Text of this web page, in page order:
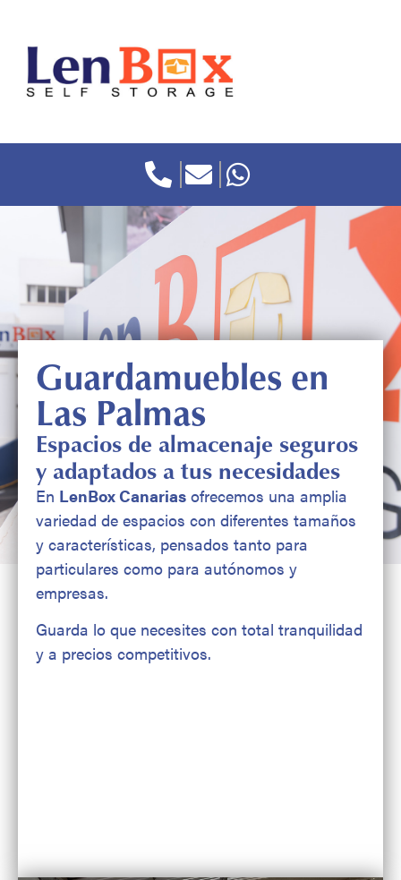
Guardamuebles en
Las Palmas
Espacios de almacenaje seguros
y adaptados a tus necesidades
En LenBox Canarias ofrecemos una amplia
variedad de espacios con diferentes tamaños
y características, pensados tanto para
particulares como para autónomos y
empresas.
Guarda lo que necesites con total tranquilidad
y a precios competitivos.